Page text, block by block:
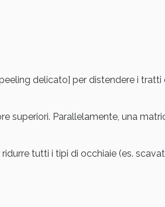
delicato] per distendere i tratti
superiori. Parallelamente, una
tutti i tipi di occhiaie (es.
oggi!